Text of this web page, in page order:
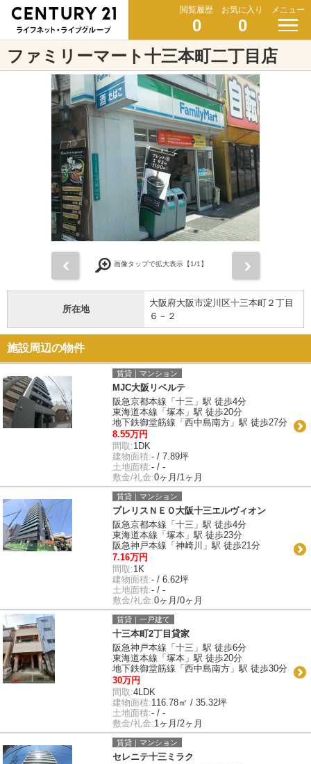
閲覧履歴
0
お気に入り
0
メニュー
ファミリーマート十三本町二丁目店
画像タップで拡大表示【1/1】
所在地
大阪府大阪市淀川区十三本町２丁目
６－２
施設周辺の物件
賃貸｜マンション
MJC大阪リベルテ
阪急京都本線「十三」駅 徒歩4分
東海道本線「塚本」駅 徒歩20分
地下鉄御堂筋線「西中島南方」駅 徒歩27分
8.55万円
間取:1DK
建物面積:- / 7.89坪
土地面積:- / -
敷金/礼金:0ヶ月/1ヶ月
賃貸｜マンション
プレリスＮＥＯ大阪十三エルヴィオン
阪急京都本線「十三」駅 徒歩4分
東海道本線「塚本」駅 徒歩23分
阪急神戸本線「神崎川」駅 徒歩21分
7.16万円
間取:1K
建物面積:- / 6.62坪
土地面積:- / -
敷金/礼金:0ヶ月/0ヶ月
賃貸｜一戸建て
十三本町2丁目貸家
阪急神戸本線「十三」駅 徒歩6分
東海道本線「塚本」駅 徒歩20分
地下鉄御堂筋線「西中島南方」駅 徒歩30分
30万円
間取:4LDK
建物面積:116.78㎡ / 35.32坪
土地面積:- / -
敷金/礼金:1ヶ月/2ヶ月
賃貸｜マンション
セレニテ十三ミラク